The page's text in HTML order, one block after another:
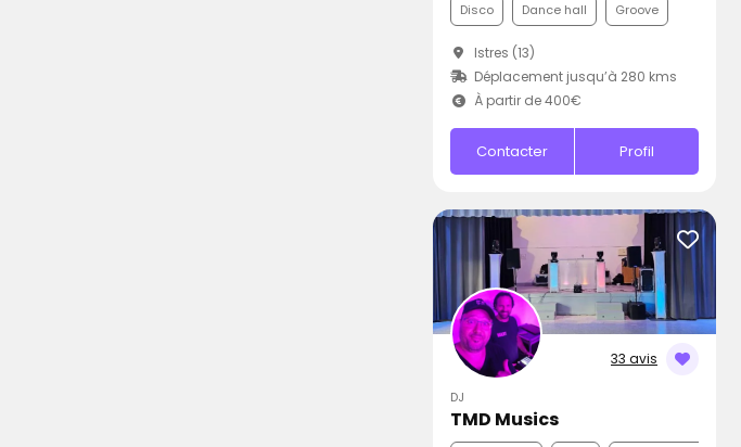
Disco Dance hall Groove
Istres (13)
Déplacement jusqu’à 280 kms
À partir de 400€
Contacter Profil
33 avis
DJ
TMD Musics